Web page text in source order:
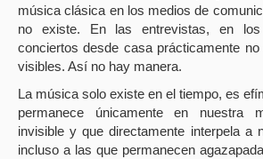
música clásica en los medios de
no existe. En las entrevistas, en
conciertos desde casa prácticamente
visibles. Así no hay manera.
La música solo existe en el tiempo, es
permanece únicamente en nuestra
invisible y que directamente interpela a
incluso a las que permanecen